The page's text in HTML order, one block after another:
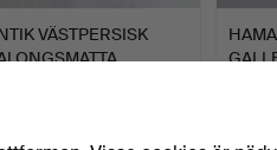
VÄSTPERSISK